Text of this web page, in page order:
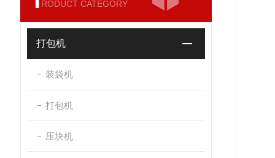
RODUCT CATEGORY
打包机
装袋机
打包机
压块机